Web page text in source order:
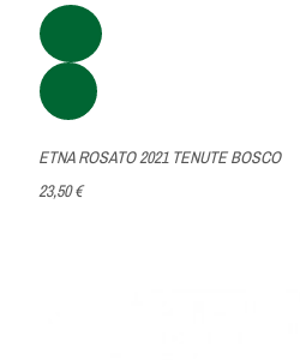
ETNA ROSATO 2021 TENUTE BOSCO
23,50 €